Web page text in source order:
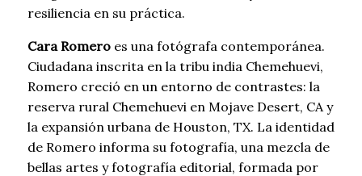
resiliencia en su práctica.
Cara Romero es una fotógrafa contemporánea.
Ciudadana inscrita en la tribu india Chemehuevi,
Romero creció en un entorno de contrastes: la
reserva rural Chemehuevi en Mojave Desert, CA y
la expansión urbana de Houston, TX. La identidad
de Romero informa su fotografía, una mezcla de
bellas artes y fotografía editorial, formada por